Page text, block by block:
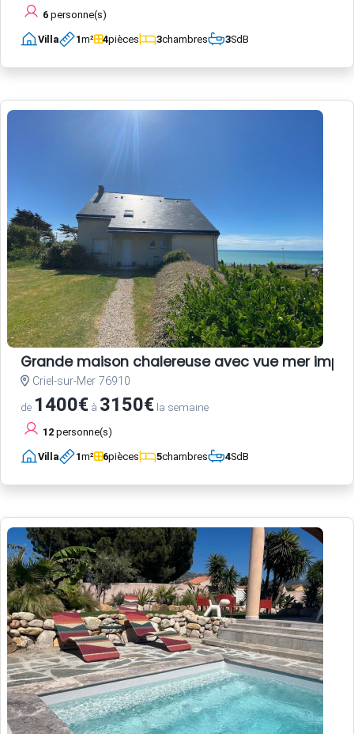
6 personne(s)
Villa 1m² 4pièces 3chambres 3SdB
Grande maison chalereuse avec vue mer
Criel-sur-Mer 76910
de 1400€ à 3150€ la semaine
12 personne(s)
Villa 1m² 6pièces 5chambres 4SdB